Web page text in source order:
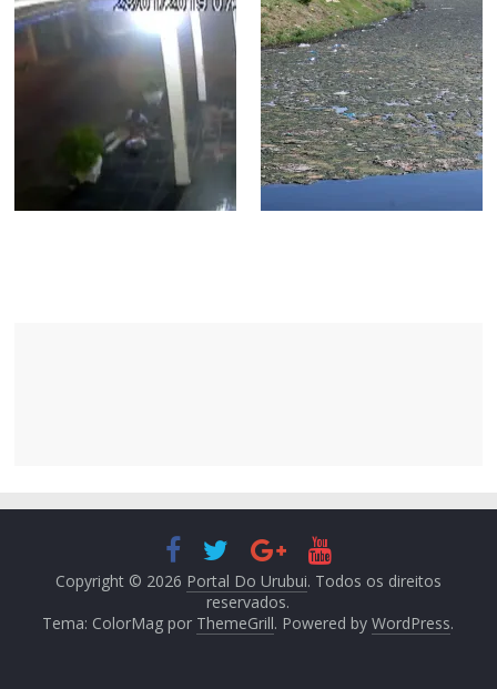
Copyright © 2026 Portal Do Urubui. Todos os direitos
reservados.
Tema: ColorMag por ThemeGrill. Powered byWordPress.